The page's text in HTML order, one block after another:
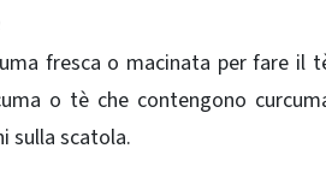
fresca o macinata per fare
o tè che contengono
sulla scatola.